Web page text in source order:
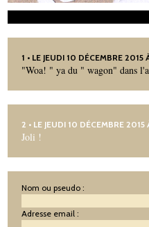
1 • LE JEUDI 10 DÉCEMBRE 2015
"Woa! " ya du " wagon" dans
2 • LE JEUDI 10 DÉCEMBRE
Joli !
Nom ou pseudo :
Adresse email :